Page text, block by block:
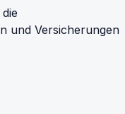
und Versicherungen